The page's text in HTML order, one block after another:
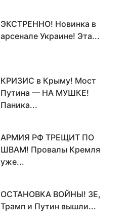
ЭКСТРЕННО! Новинка в
арсенале Украине! Эта...
КРИЗИС в Крыму! Мост
Путина — НА МУШКЕ!
Паника...
АРМИЯ РФ ТРЕЩИТ ПО
ШВАМ! Провалы Кремля
уже...
ОСТАНОВКА ВОЙНЫ! ЗЕ,
Трамп и Путин вышли...